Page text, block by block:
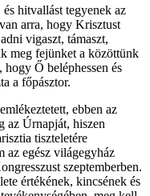
hitvallást tegyenek az
arra, hogy Krisztust
vigaszt, támaszt,
meg fejünket a közöttünk
Ő beléphessen és
a főpásztor.
ebben az
az Úrnapját, hiszen
tiszteletére
az egész világegyház
szeptemberben.
értékének, kincsének és